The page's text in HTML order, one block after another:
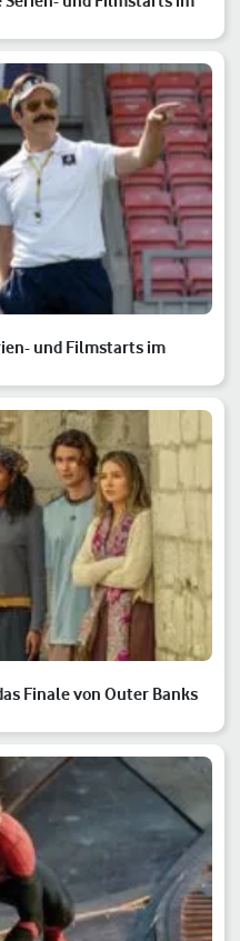
und Filmstarts im
Finale von Outer Banks